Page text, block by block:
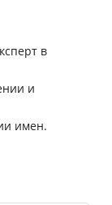
в
и
имен.